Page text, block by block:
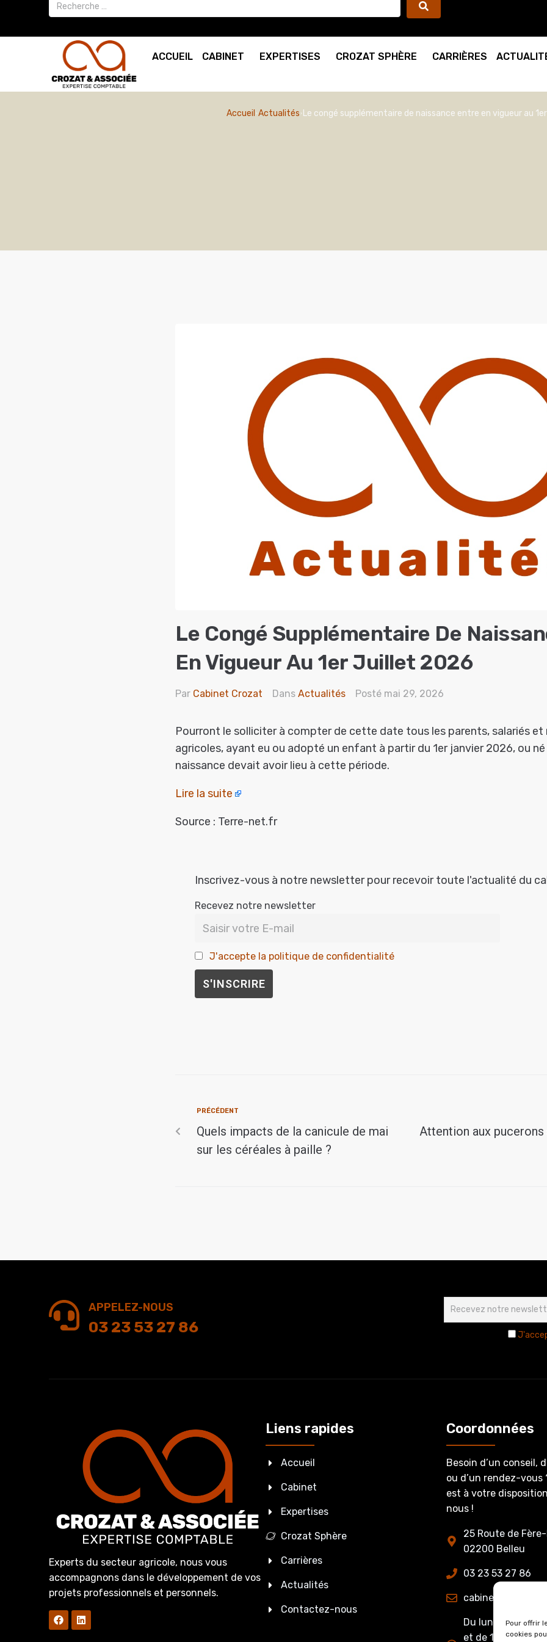
Pour offrir
cookies
ACCUEIL CABINET EXPERTISES CROZAT SPHÈRE CARRIÈRES
Accueil Actualités Le congé supplémentaire de naissance entre en vigueur au
Le Congé Supplémentaire De
En Vigueur Au 1er Juillet 2026
Par Cabinet Crozat Dans Actualités Posté mai 29, 2026
Pourront le solliciter à compter de cette date tous les parents, salariés et
agricoles, ayant eu ou adopté un enfant à partir du 1er janvier 2026, ou
naissance devait avoir lieu à cette période.
Lire la suite
Source : Terre-net.fr
Inscrivez-vous à notre newsletter pour recevoir toute l'actualité du
Recevez notre newsletter
J'accepte la politique de confidentialité
PRÉCÉDENT
Quels impacts de la canicule de mai
sur les céréales à paille ?
Attention aux pucerons
APPELEZ-NOUS
03 23 53 27 86
Experts du secteur agricole, nous vous
accompagnons dans le développement de vos
projets professionnels et personnels.
Liens rapides
Accueil
Cabinet
Expertises
Crozat Sphère
Carrières
Actualités
Contactez-nous
Coordonnées
Besoin d’un conseil,
ou d’un rendez-vous
est à votre
nous !
25 Route de
02200 Belleu
03 23 53 27 86
Du lundi au jeudi
et de 13h15 à